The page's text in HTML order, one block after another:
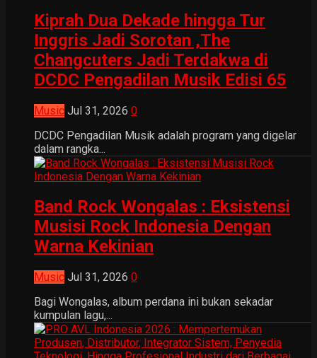
Kiprah Dua Dekade hingga Tur
Inggris Jadi Sorotan ,The
Changcuters Jadi Terdakwa di
DCDC Pengadilan Musik Edisi 65
Music Jul 31, 2026 0
DCDC Pengadilan Musik adalah program yang digelar
dalam rangka...
Band Rock Wongalas : Eksistensi
Musisi Rock Indonesia Dengan
Warna Kekinian
Music Jul 31, 2026 0
Bagi Wongalas, album perdana ini bukan sekadar
kumpulan lagu,...